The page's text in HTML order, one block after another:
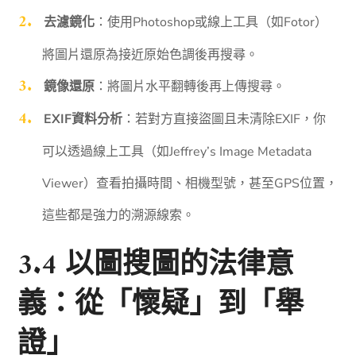
去濾鏡化：使用Photoshop或線上工具（如Fotor）
將圖片還原為接近原始色調後再搜尋。
鏡像還原：將圖片水平翻轉後再上傳搜尋。
EXIF資料分析：若對方直接盜圖且未清除EXIF，你
可以透過線上工具（如Jeffrey’s Image Metadata
Viewer）查看拍攝時間、相機型號，甚至GPS位置，
這些都是強力的溯源線索。
3.4 以圖搜圖的法律意
義：從「懷疑」到「舉
證」